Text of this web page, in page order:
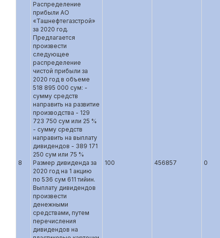
8
Распределение
прибыли АО
«Ташнефтегазстрой»
за 2020 год.
Предлагается
произвести
следующее
распределение
чистой прибыли за
2020 год в объеме
518 895 000 сум: -
сумму средств
направить на развитие
производства - 129
723 750 сум или 25 %
- сумму средств
направить на выплату
дивидендов - 389 171
250 сум или 75 %
Размер дивиденда за
2020 год на 1 акцию
по 536 сум 611 тийин.
Выплату дивидендов
произвести
денежными
средствами, путем
перечисления
дивидендов на
100 456857 0